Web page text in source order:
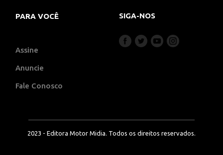
PARA VOCÊ
Assine
Anuncie
Fale Conosco
SIGA-NOS
2023 - Editora Motor Midia. Todos os direitos reservados.